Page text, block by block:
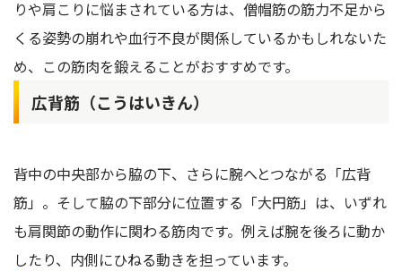
りや肩こりに悩まされている方は、僧帽筋の筋力不足から
くる姿勢の崩れや血行不良が関係しているかもしれないた
め、この筋肉を鍛えることがおすすめです。
広背筋（こうはいきん）
背中の中央部から脇の下、さらに腕へとつながる「広背
筋」。そして脇の下部分に位置する「大円筋」は、いずれ
も肩関節の動作に関わる筋肉です。例えば腕を後ろに動か
したり、内側にひねる動きを担っています。